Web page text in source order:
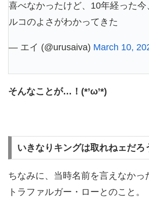
喜べなかったけど、10年経った
ルコのよさがわかってきた
— エイ (@urusaiva) March 10,
そんなことが…！(*’ω’*)
いきなりキングは取れねェだろ
ちなみに、当時名前を言えなかっ
トラファルガー・ローとのこと。